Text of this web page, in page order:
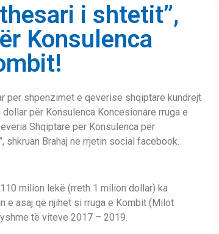
i shtetit”,
Konsulenca
per shpenzimet e qeverisë shqiptare kundrejt
për Konsulenca Koncesionare rruga e
Shqiptare për Konsulenca për
Brahaj ne rrjetin social facebook.
milion lekë (rreth 1 milion dollar) ka
e asaj që njihet si rruga e Kombit (Milot
të viteve 2017 – 2019.